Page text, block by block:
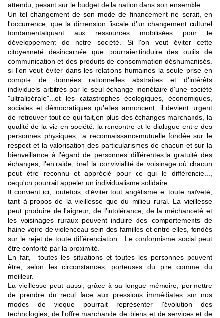
attendu, pesant sur le budget de la nation dans son ensemble.
Un tel changement de son mode de financement ne serait, en
l'occurrence, que la dimension fiscale d'un changement culturel
fondamentalquant aux ressources mobilisées pour le
développement de notre société. Si l'on veut éviter cette
citoyenneté désincarnée que pourraientinduire des outils de
communication et des produits de consommation déshumanisés,
si l'on veut éviter dans les relations humaines la seule prise en
compte de données rationnelles abstraites et d'intérêts
individuels arbitrés par le seul échange monétaire d'une société
"ultralibérale"...et les catastrophes écologiques, économiques,
sociales et démocratiques qu'elles annoncent, il devient urgent
de retrouver tout ce qui fait,en plus des échanges marchands, la
qualité de la vie en société: la rencontre et le dialogue entre des
personnes physiques, la reconnaissancemutuelle fondée sur le
respect et la valorisation des particularismes de chacun et sur la
bienveillance à l'égard de personnes différentes,la gratuité des
échanges, l'entraide, bref la convivialité de voisinage où chacun
peut être reconnu et apprécié pour ce qui le différencie...,
cequ'on pourrait appeler un individualisme solidaire.
Il convient ici, toutefois, d'éviter tout angélisme et toute naïveté,
tant à propos de la vieillesse que du milieu rural. La vieillesse
peut produire de l'aigreur, de l'intolérance, de la méchanceté et
les voisinages ruraux peuvent induire des comportements de
haine voire de violenceau sein des familles et entre elles, fondés
sur le rejet de toute différenciation. Le conformisme social peut
être conforté par la proximité.
En fait, toutes les situations et toutes les personnes peuvent
être, selon les circonstances, porteuses du pire comme du
meilleur.
La vieillesse peut aussi, grâce à sa longue mémoire, permettre
de prendre du recul face aux pressions immédiates sur nos
modes de vieque pourrait représenter l'évolution des
technologies, de l'offre marchande de biens et de services et de